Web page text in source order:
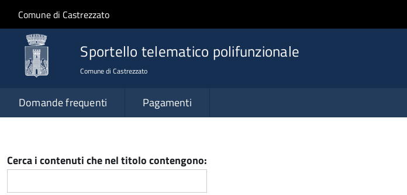
Salta al contenuto principale
Skip to site navigation
Comune di Castrezzato
Sportello telematico polifunzionale
Comune di Castrezzato
Domande frequenti Pagamenti
Cerca i contenuti che nel titolo contengono: